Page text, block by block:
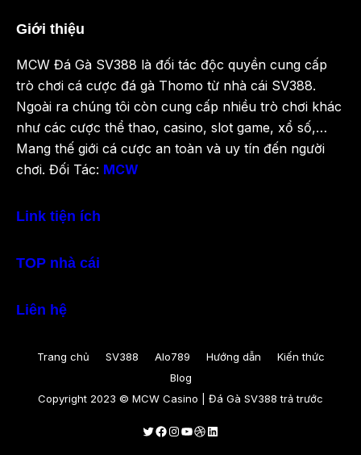
Giới thiệu
MCW Đá Gà SV388 là đối tác độc quyền cung cấp
trò chơi cá cược đá gà Thomo từ nhà cái SV388.
Ngoài ra chúng tôi còn cung cấp nhiều trò chơi khác
như các cược thể thao, casino, slot game, xổ số,…
Mang thế giới cá cược an toàn và uy tín đến người
chơi. Đối Tác: MCW
Link tiện ích
TOP nhà cái
Liên hệ
Trang chủ SV388 Alo789 Hướng dẫn
Kiến thức
Blog
Copyright 2023 © MCW Casino | Đá Gà SV388 trả trước
Twitter
Facebook
Instagram
Youtube
Dribbble
LinkedIn